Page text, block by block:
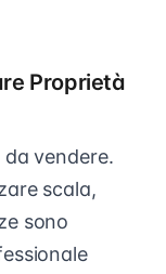
Proprietà
vendere.
scala,
sono